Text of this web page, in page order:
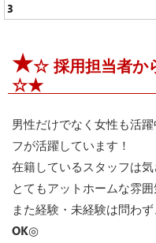
3
★☆ 採用担当者か
☆★
男性だけでなく女性も活
フが活躍しています！
在籍しているスタッフは気
とてもアットホームな雰囲
また経験・未経験は問わ
OK◎